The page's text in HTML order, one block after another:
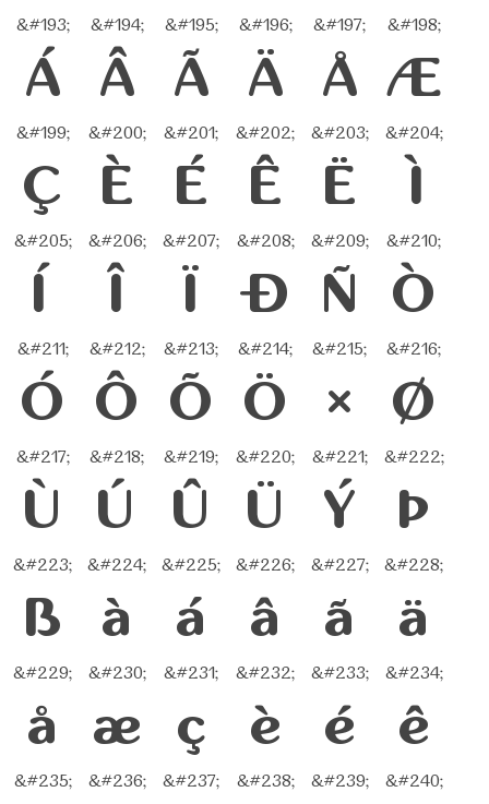
&#193;
Á
&#194;
Â
&#195;
Ã
&#196;
Ä
&#197;
Å
&#198;
Æ
&#199;
Ç
&#200;
È
&#201;
É
&#202;
Ê
&#203;
Ë
&#204;
Ì
&#205;
Í
&#206;
Î
&#207;
Ï
&#208;
Ð
&#209;
Ñ
&#210;
Ò
&#211;
Ó
&#212;
Ô
&#213;
Õ
&#214;
Ö
&#215;
×
&#216;
Ø
&#217;
Ù
&#218;
Ú
&#219;
Û
&#220;
Ü
&#221;
Ý
&#222;
Þ
&#223;
ß
&#224;
à
&#225;
á
&#226;
â
&#227;
ã
&#228;
ä
&#229;
å
&#230;
æ
&#231;
ç
&#232;
è
&#233;
é
&#234;
ê
&#235; &#236; &#237; &#238; &#239; &#240;